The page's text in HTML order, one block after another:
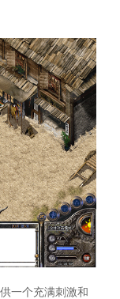
一个充满刺激和